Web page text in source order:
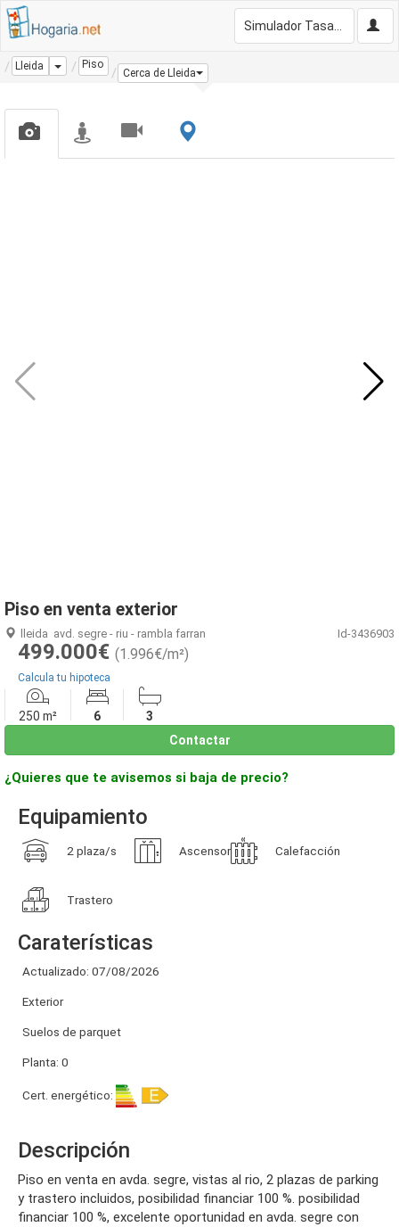
Lleida Dropdown
Piso
Cerca de Lleida
Piso en venta exterior
lleida avd. segre - riu - rambla farran Id-3436903
499.000€ (1.996€/m²)
Calcula tu hipoteca
250 m² 6
3
Contactar
¿Quieres que te avisemos si baja de precio?
Equipamiento
2 plaza/s Ascensor Calefacción
Trastero
Caraterísticas
Actualizado: 07/08/2026
Exterior
Suelos de parquet
Planta: 0
Cert. energético:
Descripción
piso en venta en avda. segre, vistas al rio, 2 plazas de parking
y trastero incluidos, posibilidad financiar 100 %. posibilidad
financiar 100 %, excelente oportunidad en avda. segre con